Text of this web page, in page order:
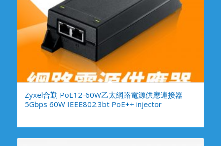
Zyxel合勤 PoE12-60W乙太網路電源供應連接器
5Gbps 60W IEEE802.3bt PoE++ injector